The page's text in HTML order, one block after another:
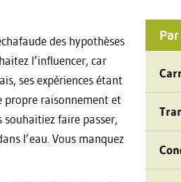
des hypothèses
l’influencer, car
ses expériences étant
propre raisonnement et
souhaitiez faire passer,
l’eau. Vous manquez